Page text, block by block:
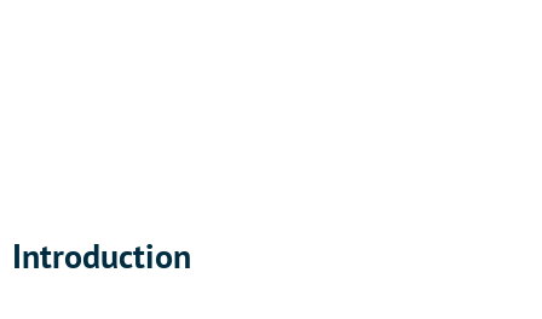
Introduction